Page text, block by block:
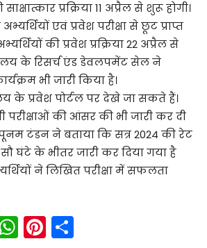
साक्षात्कार प्रक्रिया 11 अप्रैल से शुरू होगी।
एवं प्रवेश परीक्षा से छूट प्राप्त
की प्रवेश प्रक्रिया 22 अप्रैल से
के रिसर्च एंड डेवलपमेंट सेल ने
भी जारी किया है।
के प्रवेश पोर्टल पर देखे जा सकते हैं।
परीक्षाओं की आंसर की भी जारी कर दी
टंडन ने बताया कि सत्र 2024 की रेट
सौ घंटे के भीतर जारी कर दिया गया है
ने लिखित परीक्षा में सफलता
W Pi